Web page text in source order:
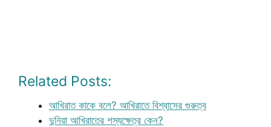
Related Posts:
আখিরাত কাকে বলে? আখিরাতে বিশ্বাসের গুরুত্ব
দুনিয়া আখিরাতের শস্যক্ষেত্র কেন?